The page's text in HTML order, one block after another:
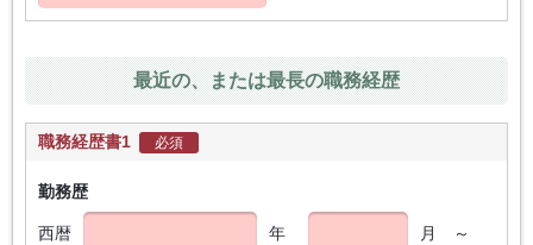
最近の、または最長の職務経歴
職務経歴書1 必須
勤務歴
西暦 年 月 ～